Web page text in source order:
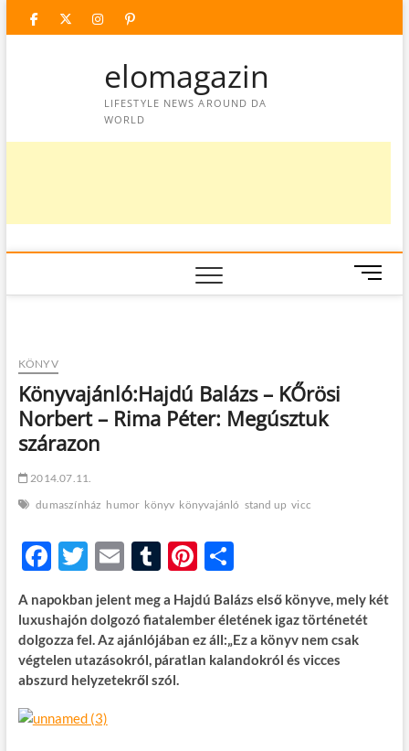
facebooktwitter
instagram
googleplus
pinterest
elomagazin
LIFESTYLE NEWS AROUND DA
WORLD
M
e
KÖNYV
Könyvajánló:Hajdú Balázs – KŐrösi
Norbert – Rima Péter: Megúsztuk
szárazon
2014.07.11.
dumaszínház humor könyv könyvajánló stand up vicc
F
ac
e
b
o
k
T
w
itt
er
E
m
ail
T
u
m
bl
r
Pi
nt
er
es
t
O
ss
za
m
e
A napokban jelent meg a Hajdú Balázs első könyve, mely két
luxushajón dolgozó fiatalember életének igaz történetét
dolgozza fel. Az ajánlójában ez áll:„Ez a könyv nem csak
végtelen utazásokról, páratlan kalandokról és vicces
abszurd helyzetekről szól.